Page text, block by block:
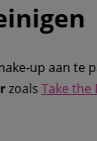
up aan te
zoals Take the